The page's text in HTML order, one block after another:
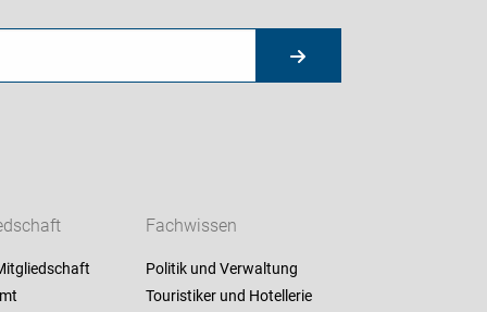
Fachwissen
Politik und Verwaltung
Touristiker und Hotellerie